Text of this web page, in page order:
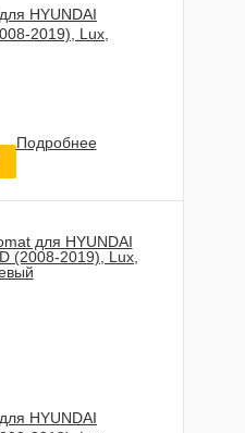
HYUNDAI
2019), Lux,
Подробнее
HYUNDAI